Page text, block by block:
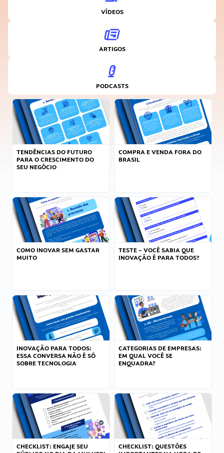
VÍDEOS
ARTIGOS
PODCASTS
TENDÊNCIAS DO FUTURO
PARA O CRESCIMENTO DO
SEU NEGÓCIO
COMPRA E VENDA FORA DO
BRASIL
COMO INOVAR SEM GASTAR
MUITO
TESTE – VOCÊ SABIA QUE
INOVAÇÃO É PARA TODOS?
INOVAÇÃO PARA TODOS:
ESSA CONVERSA NÃO É SÓ
SOBRE TECNOLOGIA
CATEGORIAS DE EMPRESAS:
EM QUAL VOCÊ SE
ENQUADRA?
CHECKLIST: ENGAJE SEU
CHECKLIST: QUESTÕES